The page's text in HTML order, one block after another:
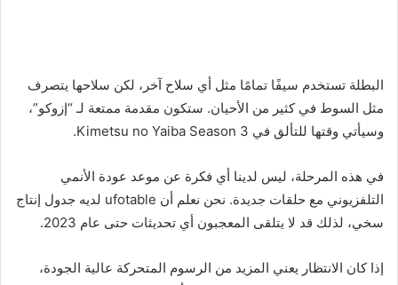
البطلة تستخدم سيفًا تمامًا مثل أي سلاح آخر، لكن سلاحها يتصرف
مثل السوط في كثير من الأحيان. ستكون مقدمة ممتعة لـ “إزوكو”،
وسيأتي وقتها للتألق في Kimetsu no Yaiba Season 3.
في هذه المرحلة، ليس لدينا أي فكرة عن موعد عودة الأنمي
التلفزيوني مع حلقات جديدة. نحن نعلم أن ufotable لديه جدول إنتاج
سخي، لذلك قد لا يتلقى المعجبون أي تحديثات حتى عام 2023.
إذا كان الانتظار يعني المزيد من الرسوم المتحركة عالية الجودة،